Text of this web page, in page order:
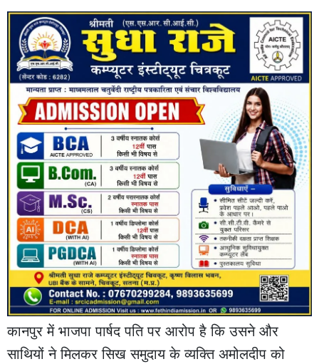
कानपुर में भाजपा पार्षद पति पर आरोप है कि उसने और
साथियों ने मिलकर सिख समुदाय के व्यक्ति अमोलदीप को